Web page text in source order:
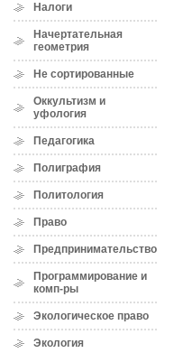
Налоги
Начертательная
геометрия
Не сортированные
Оккультизм и
уфология
Педагогика
Полиграфия
Политология
Право
Предпринимательство
Программирование и
комп-ры
Экологическое право
Экология